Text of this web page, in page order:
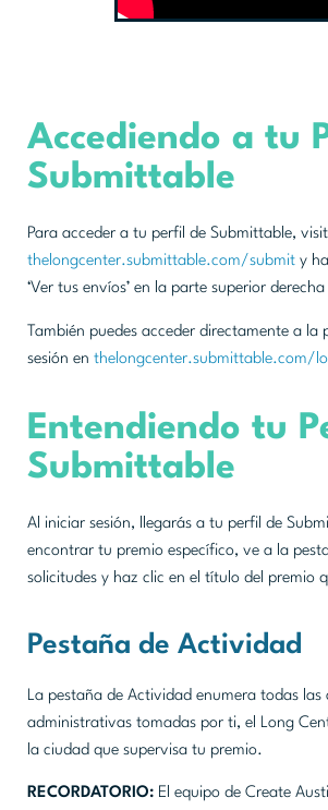
Accediendo a tu
Submittable
Para acceder a tu perfil de Submittable,
thelongcenter.submittable.com/submit y
‘Ver tus envíos’ en la parte superior
También puedes acceder directamente a la
sesión en thelongcenter.submittable.com/
Entendiendo tu
Submittable
Al iniciar sesión, llegarás a tu perfil de
encontrar tu premio específico, ve a la
solicitudes y haz clic en el título del premio
Pestaña de Actividad
La pestaña de Actividad enumera todas las
administrativas tomadas por ti, el Long
la ciudad que supervisa tu premio.
RECORDATORIO: El equipo de Create